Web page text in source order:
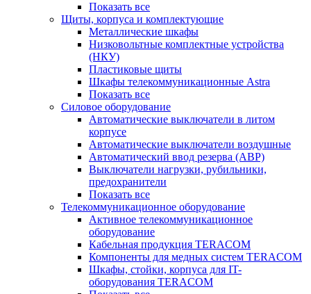
Показать все
Щиты, корпуса и комплектующие
Металлические шкафы
Низковольтные комплектные устройства
(НКУ)
Пластиковые щиты
Шкафы телекоммуникационные Astra
Показать все
Силовое оборудование
Автоматические выключатели в литом
корпусе
Автоматические выключатели воздушные
Автоматический ввод резерва (АВР)
Выключатели нагрузки, рубильники,
предохранители
Показать все
Телекоммуникационное оборудование
Активное телекоммуникационное
оборудование
Кабельная продукция TERACOM
Компоненты для медных систем TERACOM
Шкафы, стойки, корпуса для IT-
оборудования TERACOM